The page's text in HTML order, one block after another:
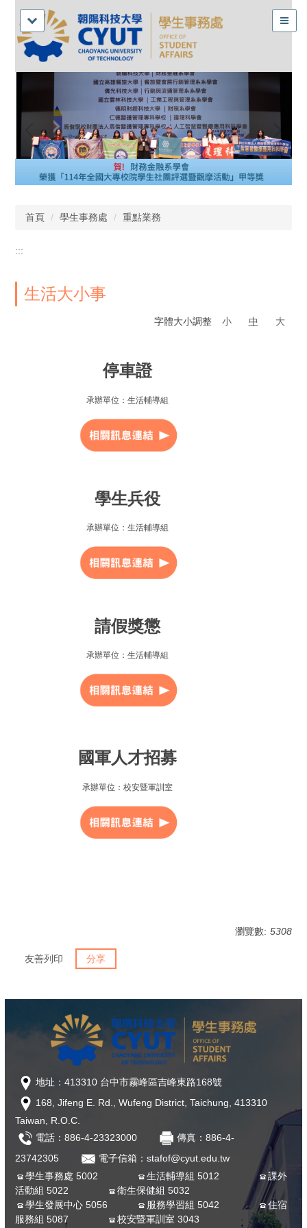
首頁 學生事務處 重點業務
:::
生活大小事
字體大小調整 小 中 大
停車證
承辦單位：生活輔導組
學生兵役
承辦單位：生活輔導組
請假獎懲
承辦單位：生活輔導組
國軍人才招募
承辦單位：校安暨軍訓室
瀏覽數: 5308
友善列印 分享
地址：413310 台中市霧峰區吉峰東路168號
168, Jifeng E. Rd., Wufeng District, Taichung, 413310
Taiwan, R.O.C.
電話：886-4-23323000
傳真：886-4-
23742305
電子信箱：stafof@cyut.edu.tw
學生事務處 5002
生活輔導組 5012
課外
活動組 5022
衛生保健組 5032
學生發展中心 5056
服務學習組 5042
住宿
服務組 5087
校安暨軍訓室 3043